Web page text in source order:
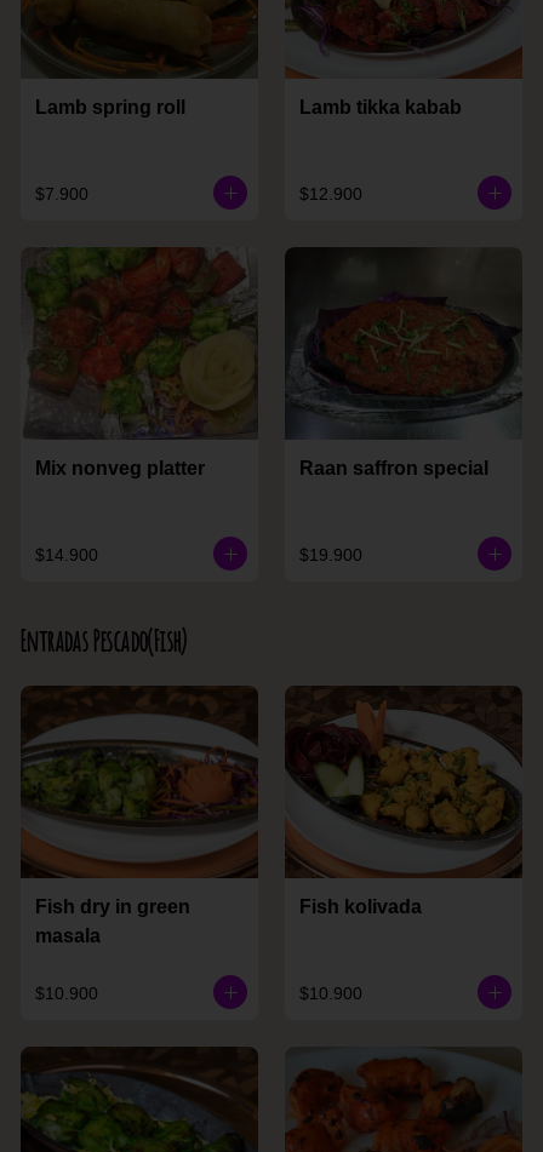
Lamb spring roll
$7.900
Lamb tikka kabab
$12.900
Mix nonveg platter
$14.900
Raan saffron special
$19.900
Entradas Pescado(Fish)
Fish dry in green
masala
$10.900
Fish kolivada
$10.900